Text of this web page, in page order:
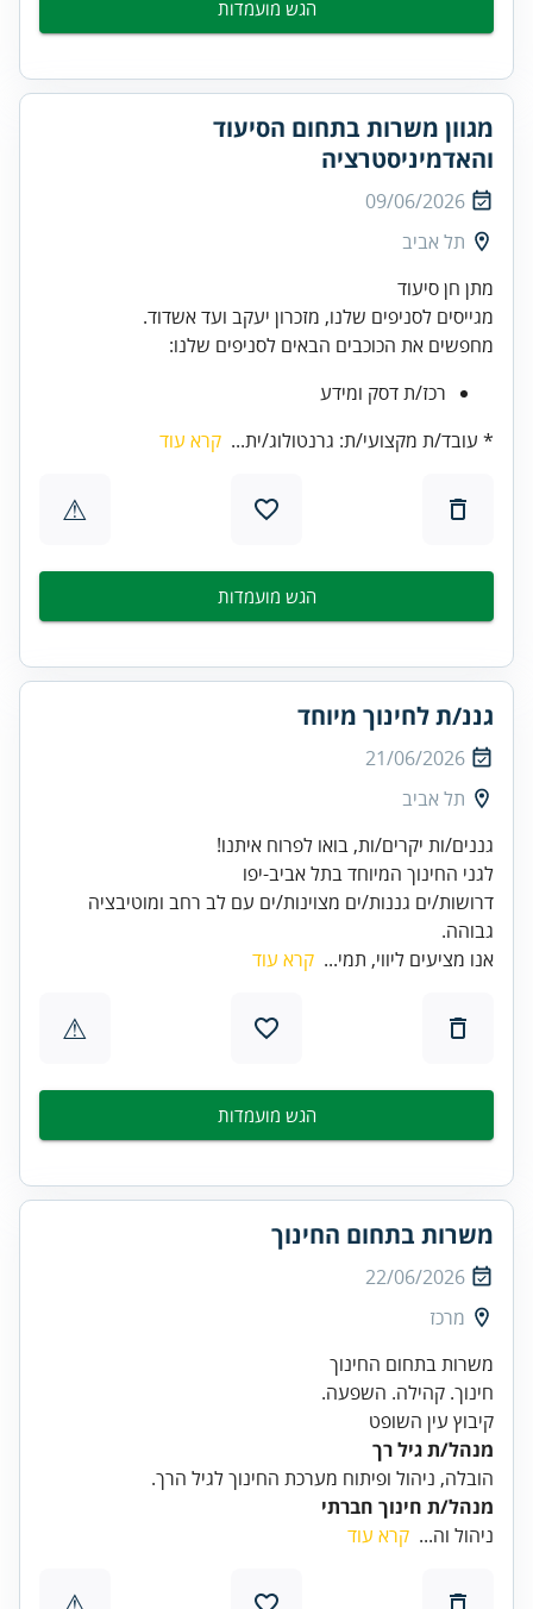
הגש מועמדות
מגוון משרות בתחום הסיעוד
והאדמיניסטרציה
09/06/2026
תל אביב
מתן חן סיעוד
מגייסים לסניפים שלנו, מזכרון יעקב ועד אשדוד.
מחפשים את הכוכבים הבאים לסניפים שלנו:
רכז/ת דסק ומידע
* עובד/ת מקצועי/ת: גרנטולוג/ית... קרא עוד
⚠
הגש מועמדות
גננ/ת לחינוך מיוחד
21/06/2026
תל אביב
גננים/ות יקרים/ות, בואו לפרוח איתנו!
לגני החינוך המיוחד בתל אביב-יפו
דרושות/ים גננות/ים מצוינות/ים עם לב רחב ומוטיבציה
גבוהה.
אנו מציעים ליווי, תמי... קרא עוד
⚠
הגש מועמדות
משרות בתחום החינוך
22/06/2026
מרכז
קיבוץ עין השופט
מנהל/ת גיל רך
הובלה, ניהול ופיתוח מערכת החינוך לגיל הרך.
מנהל/ת חינוך חברתי
ניהול וה... קרא עוד